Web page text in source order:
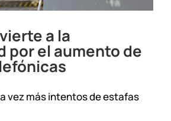
a la
por el aumento de
vez más intentos de estafas